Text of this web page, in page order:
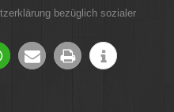
bezüglich sozialer